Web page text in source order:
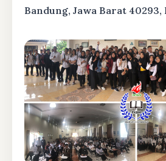
Bandung, Jawa Barat